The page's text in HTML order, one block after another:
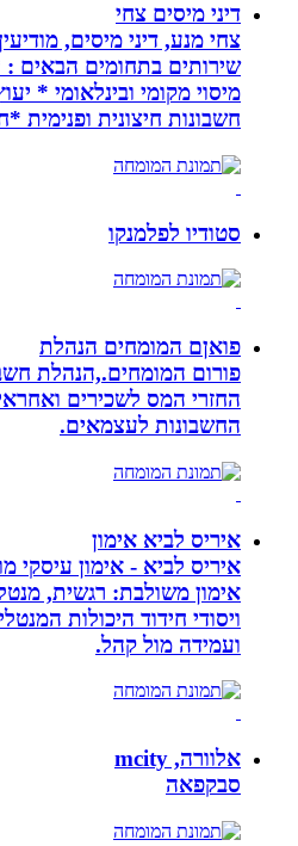
דיני מיסים צחי
צחי מנע, דיני מיסים, מודיעין,
שירותים בתחומים הבאים : *
מיסוי מקומי ובינלאומי * יעוץ
חשבונות חיצונית ופנימית
סטודיו לפלמנקו
פואןם המומחים הנהלת
פורום המומחים.,הנהלת
החזרי המס לשכירים
החשבונות לעצמאים.
איריס לביא אימון
איריס לביא - אימון עיסקי
אימון משולבת: רגשית,
ויסודי חידוד היכולות
ועמידה מול קהל.
אלוורה, mcity
סבקפאה